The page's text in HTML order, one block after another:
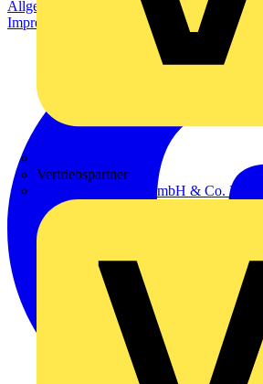
Vertriebspartner
Adalbert Zajadacz GmbH & Co. KG
Allgemeine Geschäftsbedingungen
Impressum